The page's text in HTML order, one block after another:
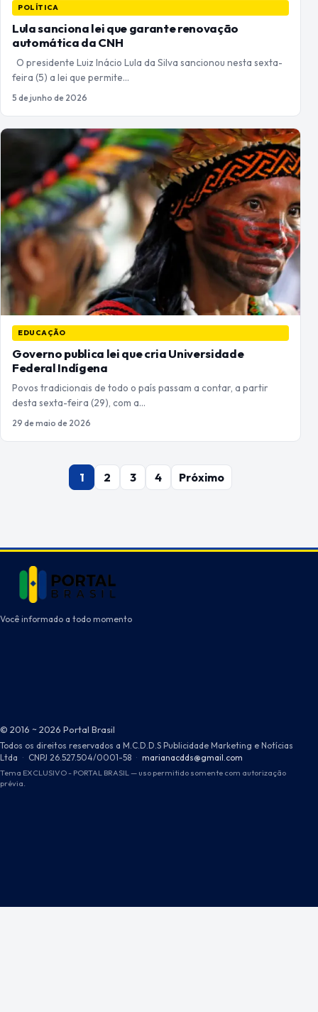
POLÍTICA
Lula sanciona lei que garante renovação
automática da CNH
O presidente Luiz Inácio Lula da Silva sancionou nesta sexta-
feira (5) a lei que permite…
5 de junho de 2026
EDUCAÇÃO
Governo publica lei que cria Universidade
Federal Indígena
Povos tradicionais de todo o país passam a contar, a partir
desta sexta-feira (29), com a…
29 de maio de 2026
Paginação1 2 3 4 Próximo
Você informado a todo momento
© 2016 ~ 2026 Portal Brasil
Todos os direitos reservados a M.C.D.D.S Publicidade Marketing e Notícias
Ltda · CNPJ 26.527.504/0001-58 · marianacdds@gmail.com
Tema EXCLUSIVO - PORTAL BRASIL — uso permitido somente com autorização
prévia.